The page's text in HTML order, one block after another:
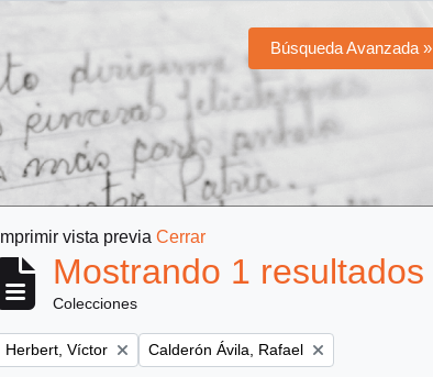
Búsqueda Avanzada »
Imprimir vista previa Cerrar
Mostrando 1 resultados
Colecciones
Remove filter:
Herbert, Víctor Remove filter:
Calderón Ávila, Rafael